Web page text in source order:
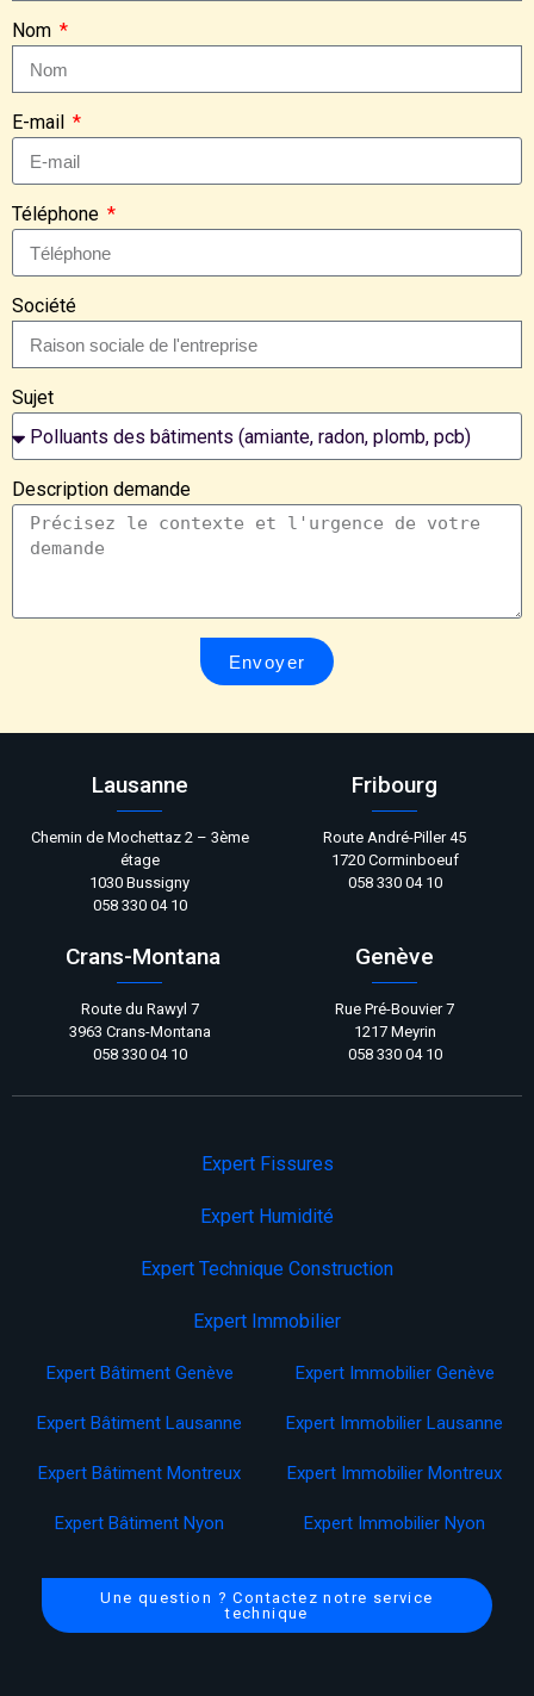
Nom
E-mail
Téléphone
Société
Sujet
Description demande
Envoyer
Lausanne
Chemin de Mochettaz 2 – 3ème
étage
1030 Bussigny
058 330 04 10
Fribourg
Route André-Piller 45
1720 Corminboeuf
058 330 04 10
Crans-Montana
Route du Rawyl 7
3963 Crans-Montana
058 330 04 10
Genève
Rue Pré-Bouvier 7
1217 Meyrin
058 330 04 10
Expert Fissures
Expert Humidité
Expert Technique Construction
Expert Immobilier
Expert Bâtiment Genève
Expert Bâtiment Lausanne
Expert Bâtiment Montreux
Expert Bâtiment Nyon
Expert Immobilier Genève
Expert Immobilier Lausanne
Expert Immobilier Montreux
Expert Immobilier Nyon
Une question ? Contactez notre service
technique